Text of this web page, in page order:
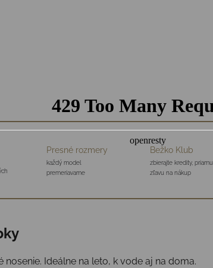
Presné rozmery
každý model
premeriavame
Bežko Klub
zbierajte kredity, priamu
zľavu na nákup
Ideálne na leto, k vode aj na doma.